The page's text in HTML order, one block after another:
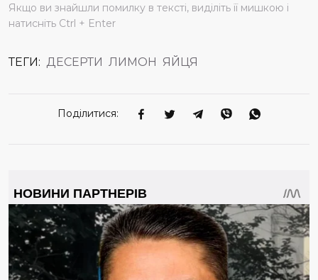
Якщо ви знайшли помилку в тексті, виділіть її мишкою і
натисніть Ctrl + Enter
ТЕГИ: ДЕСЕРТИ ЛИМОН ЯЙЦЯ
Поділитися: